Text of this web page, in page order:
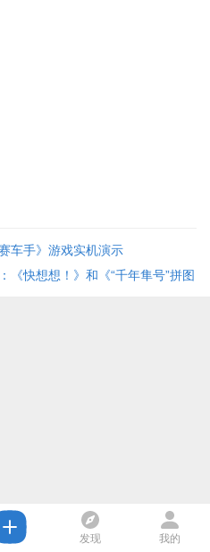
车手》游戏实机演示
《快想想！》和《“千年隼号”拼图
发现 我的